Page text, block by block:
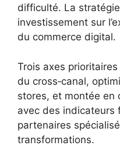
difficulté. La
investissement sur
du commerce digital.
Trois axes
du cross‑canal,
stores, et montée en
avec des indicateurs
partenaires
transformations.